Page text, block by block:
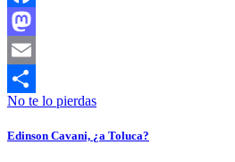
Facebook
Mastodon
Email
Compartir
No te lo pierdas
Edinson Cavani, ¿a Toluca?